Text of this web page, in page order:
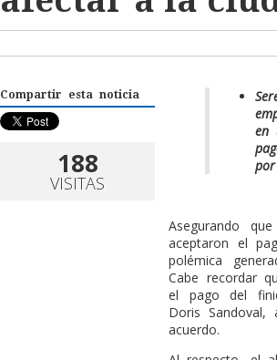
Compartir esta noticia
188
VISITAS
en
Asegurando
aceptaron el
polémica
Cabe recordar
el pago del
Doris Sandoval,
acuerdo.